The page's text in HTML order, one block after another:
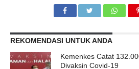
REKOMENDASI UNTUK ANDA
Kemenkes Catat
Divaksin Covid-19